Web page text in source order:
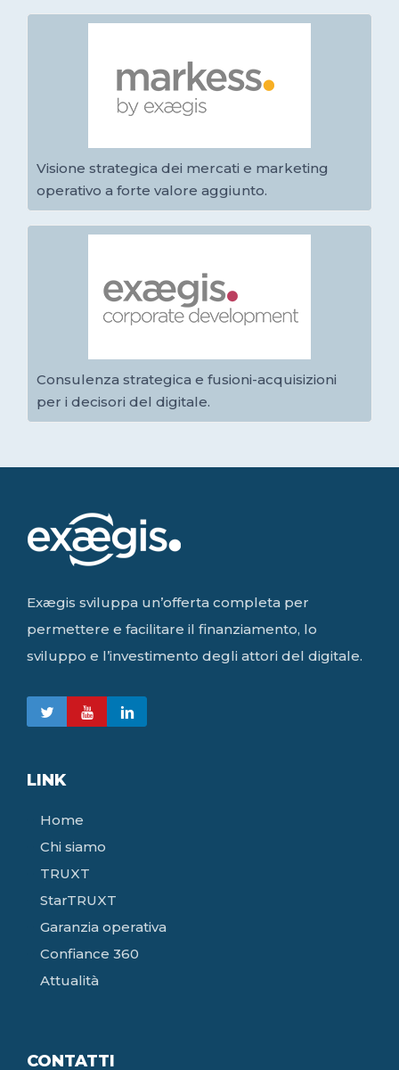
Visione strategica dei mercati e marketing
operativo a forte valore aggiunto.
Consulenza strategica e fusioni-acquisizioni
per i decisori del digitale.
Exægis sviluppa un’offerta completa per
permettere e facilitare il finanziamento, lo
sviluppo e l’investimento degli attori del digitale.
LINK
Home
Chi siamo
TRUXT
StarTRUXT
Garanzia operativa
Confiance 360
Attualità
CONTATTI